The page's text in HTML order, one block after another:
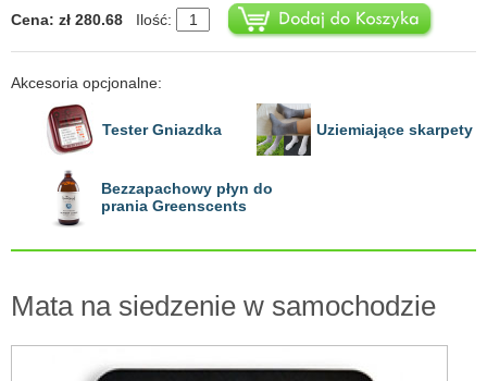
Cena: zł 280.68 Ilość:
Akcesoria opcjonalne:
Tester Gniazdka Uziemiające skarpety
Bezzapachowy płyn do
prania Greenscents
Mata na siedzenie w samochodzie